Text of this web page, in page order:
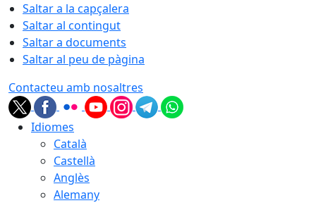
Saltar a la capçalera
Saltar al contingut
Saltar a documents
Saltar al peu de pàgina
Contacteu amb nosaltres
Idiomes
Català
Castellà
Anglès
Alemany